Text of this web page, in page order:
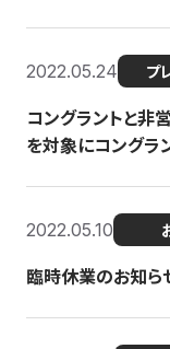
2022.05.24 プ
コングラントと非
を対象にコングラ
2022.05.10
臨時休業のお知ら